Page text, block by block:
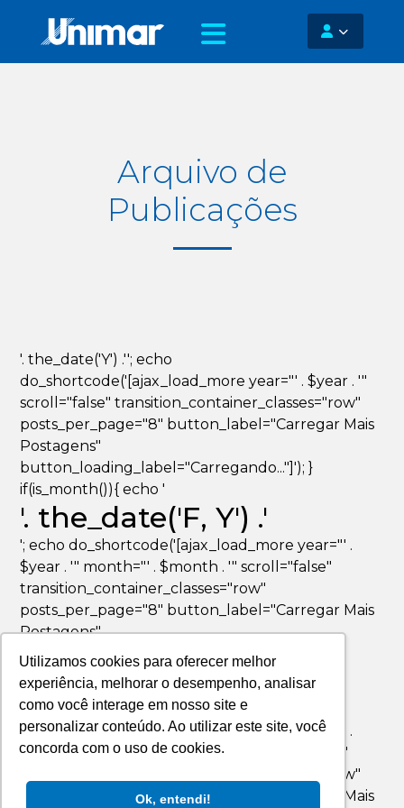
Utilizamos cookies para oferecer melhor
experiência, melhorar o desempenho, analisar
como você interage em nosso site e
personalizar conteúdo. Ao utilizar este site, você
concorda com o uso de cookies.
Ok, entendi!
Arquivo de
Publicações
'. the_date('Y') .''; echo
do_shortcode('[ajax_load_more year="' . $year . '"
scroll="false" transition_container_classes="row"
posts_per_page="8" button_label="Carregar Mais
Postagens"
button_loading_label="Carregando..."]'); }
if(is_month()){ echo '
'. the_date('F, Y') .'
'; echo do_shortcode('[ajax_load_more year="' .
$year . '" month="' . $month . '" scroll="false"
transition_container_classes="row"
posts_per_page="8" button_label="Carregar Mais
Postagens"
button_loading_label="Carregando..."]'); }
if(is_day()){ echo '
'. the_date('F jS, Y') .'
'; echo do_shortcode('[ajax_load_more year="' .
$year . '" month="' . $month . '" day="' . $day . '"
scroll="false" transition_container_classes="row"
posts_per_page="8" button_label="Carregar Mais